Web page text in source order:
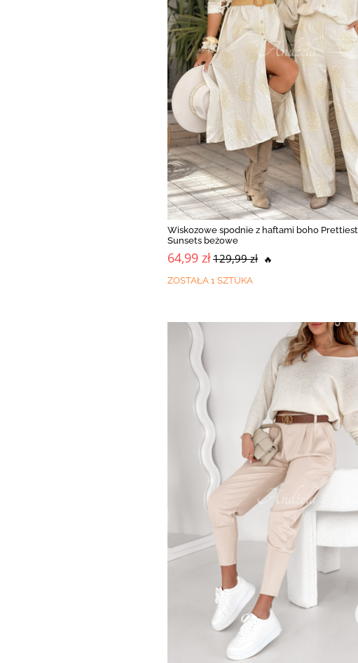
Wiskozowe spodnie z haftami boho Prettiest
Sunsets beżowe
64,99 zł129,99 zł 🔥
ZOSTAŁA 1 SZTUKA